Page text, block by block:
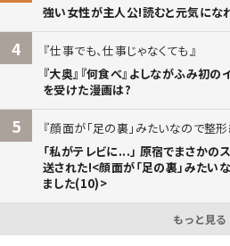
強い女性が主人公!読むと元気にな
4
仕事でも、仕事じゃなくても
『大奥』『何食べ』よしながふみ初
を受けた漫画は?
5
顔面が「足の裏」みたいなので整
「私がテレビに...」 原宿でまさかの
送された!<顔面が「足の裏」みたい
ました(10)>
もっと見る